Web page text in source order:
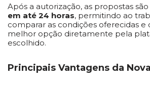
Após a autorização, as propostas
em até 24 horas, permitindo ao
comparar as condições oferecidas e
melhor opção diretamente pela
escolhido.
Principais Vantagens da